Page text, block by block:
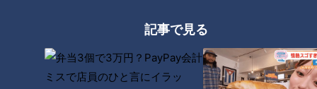
記事で見る
の肩にはコブが！「若宮まつり」を愛し、5年以上担ぎ続けた
あたりからこの「担ぎダコ」ができてくるといいます。